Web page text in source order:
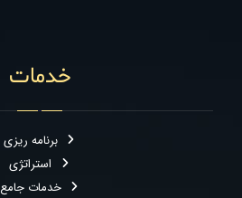
خدمات
برنامه ریزی
استراتژی
خدمات جامع